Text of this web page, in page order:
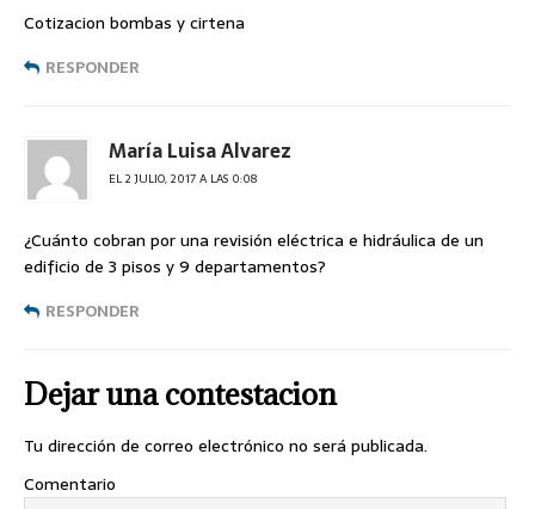
Cotizacion bombas y cirtena
RESPONDER
María Luisa Alvarez
EL 2 JULIO, 2017 A LAS 0:08
¿Cuánto cobran por una revisión eléctrica e hidráulica de un
edificio de 3 pisos y 9 departamentos?
RESPONDER
Dejar una contestacion
Tu dirección de correo electrónico no será publicada.
Comentario